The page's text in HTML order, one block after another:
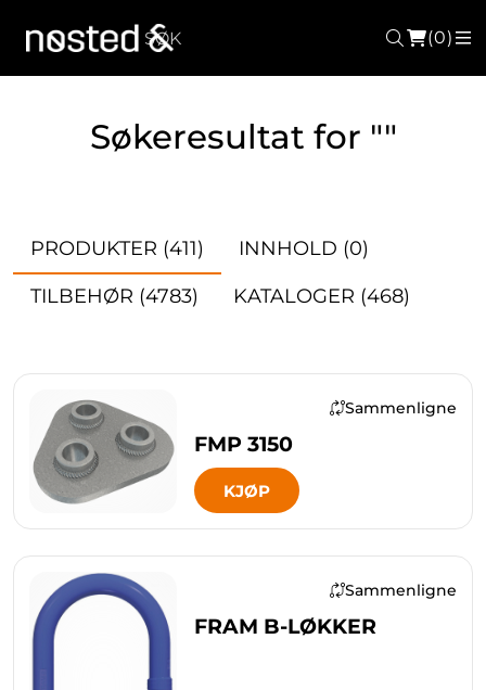
Søk
(0)
Søkeresultat for ""
PRODUKTER (411) INNHOLD (0)
TILBEHØR (4783) KATALOGER (468)
Sammenligne
FMP 3150
KJØP
Sammenligne
FRAM B-LØKKER